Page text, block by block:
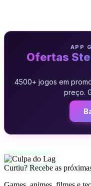
APP
Ofertas
4500+ jogos em
preço.
Curtiu? Recebe as